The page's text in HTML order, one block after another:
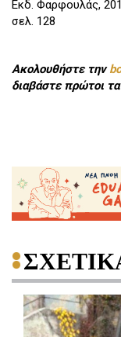
Εκδ. Φαρφουλάς,
σελ. 128
Ακολουθήστε την
διαβάστε πρώτοι